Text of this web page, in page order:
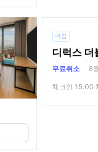
마감
디럭스 더
무료취소 8
체크인 15:00